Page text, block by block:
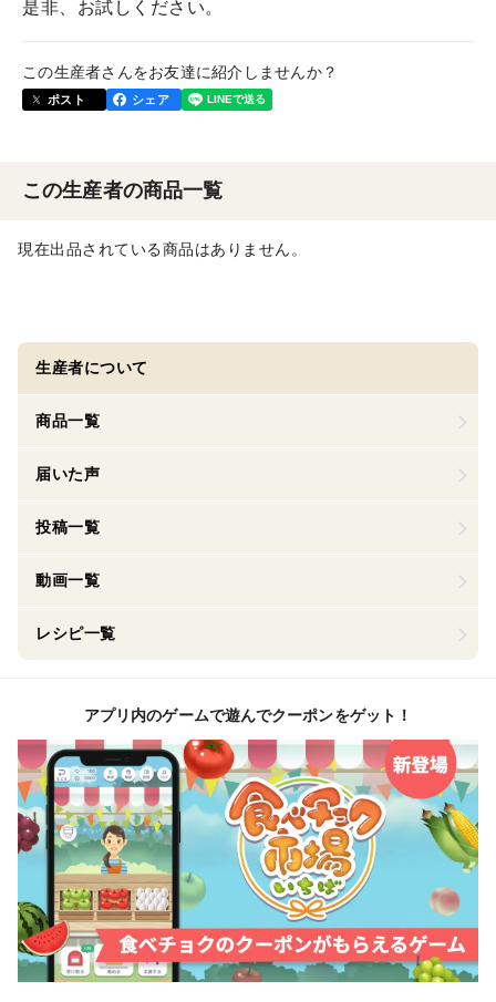
是非、お試しください。
この生産者さんをお友達に紹介しませんか？
ポスト シェア
この生産者の商品一覧
現在出品されている商品はありません。
生産者について
商品一覧
届いた声
投稿一覧
動画一覧
レシピ一覧
アプリ内のゲームで遊んでクーポンをゲット！